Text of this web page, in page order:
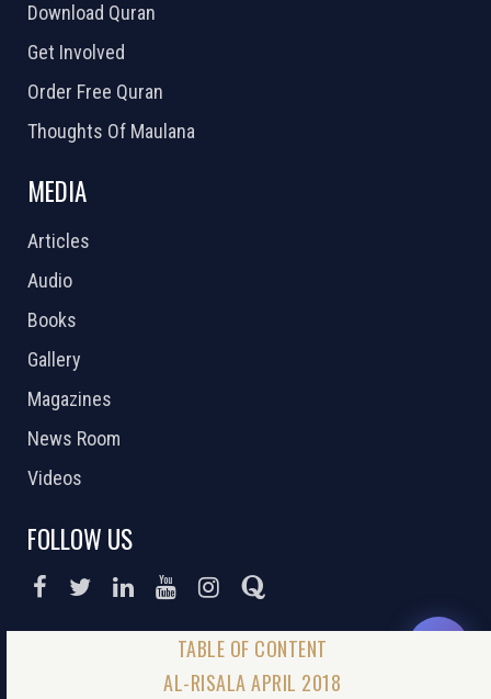
AL-RISALA APRIL 2018
Download Quran
Get Involved
Order Free Quran
Thoughts Of Maulana
MEDIA
Articles
Audio
Books
Gallery
Magazines
News Room
Videos
FOLLOW US
DONATE NOW